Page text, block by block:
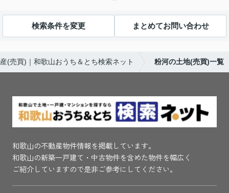
検索条件を変更 まとめてお問い合わせ
(売買)｜和歌山おうち＆とち検索ネット 粉河の土地(売買)一覧
和歌山の不動産物件情報を掲載しています。
和歌山の新築一戸建て・中古物件を含めた物件を幅広く
ご紹介していますので是非ご参考にしてください。